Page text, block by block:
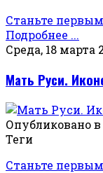
Станьте
Подробнее ...
Среда, 18 марта
Мать Руси.
Опубликовано в
Теги
Станьте